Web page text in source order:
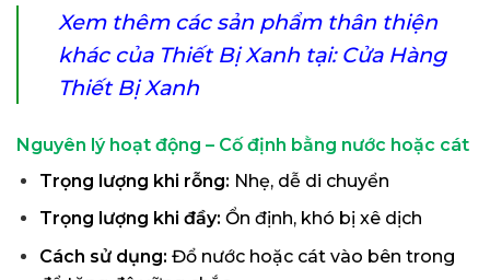
Xem thêm các sản phẩm thân thiện
khác của Thiết Bị Xanh tại: Cửa Hàng
Thiết Bị Xanh
Nguyên lý hoạt động – Cố định bằng nước hoặc cát
Trọng lượng khi rỗng: Nhẹ, dễ di chuyển
Trọng lượng khi đầy: Ổn định, khó bị xê dịch
Cách sử dụng: Đổ nước hoặc cát vào bên trong